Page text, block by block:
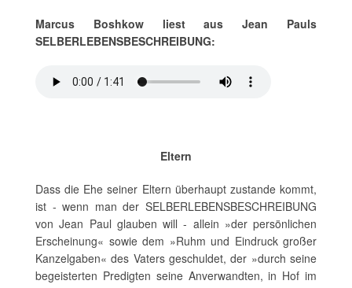
Marcus Boshkow liest aus Jean Pauls
SELBERLEBENSBESCHREIBUNG:
Eltern
Dass die Ehe seiner Eltern überhaupt zustande kommt,
ist - wenn man der SELBERLEBENSBESCHREIBUNG
von Jean Paul glauben will - allein »der persönlichen
Erscheinung« sowie dem »Ruhm und Eindruck großer
Kanzelgaben« des Vaters geschuldet, der »durch seine
begeisterten Predigten seine Anverwandten, in Hof im